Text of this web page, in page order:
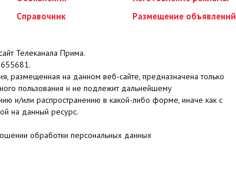
Справочник
Размещение объявлений
Телеканала Прима.
размещенная на данном веб-сайте, предназначена только
пользования и не подлежит дальнейшему
и/или распространению в какой-либо форме, иначе как с
на данный ресурс.
обработки персональных данных